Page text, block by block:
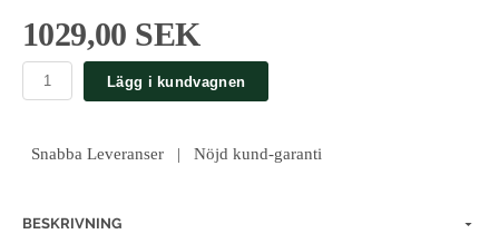
1029,00 SEK
Lägg i kundvagnen
Snabba Leveranser | Nöjd kund-garanti
BESKRIVNING